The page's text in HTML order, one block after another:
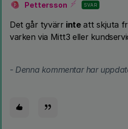
P Pettersson SVAR
Det går tyvärr inteatt skjuta
varken via Mitt3 eller
- Denna kommentar har